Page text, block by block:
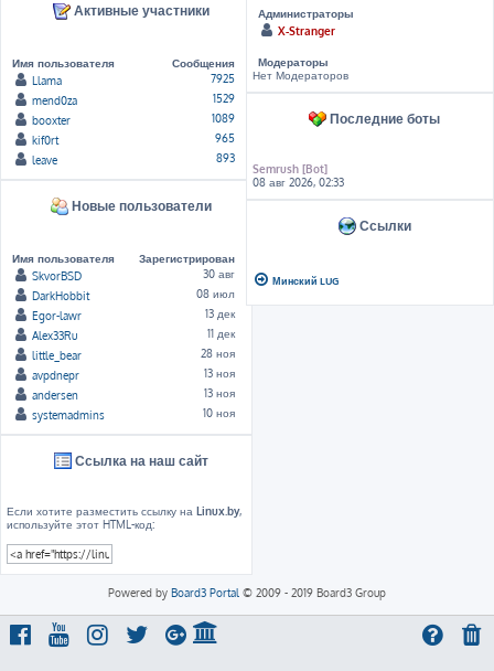
Активные участники
Имя пользователя
Сообщения
Llama
7925
mend0za
1529
booxter
1089
kif0rt
965
leave
893
Новые пользователи
Имя пользователя
Зарегистрирован
SkvorBSD
30 авг
DarkHobbit
08 июл
Egor-lawr
13 дек
Alex33Ru
11 дек
little_bear
28 ноя
avpdnepr
13 ноя
andersen
13 ноя
systemadmins
10 ноя
Ссылка на наш сайт
Если хотите разместить ссылку на Linux.by,
используйте этот HTML-код:
Администраторы
X-Stranger
Модераторы
Нет Модераторов
Последние боты
Semrush [Bot]
08 авг 2026, 02:33
Ссылки
Минский LUG
Powered by Board3 Portal © 2009 - 2019 Board3 Group